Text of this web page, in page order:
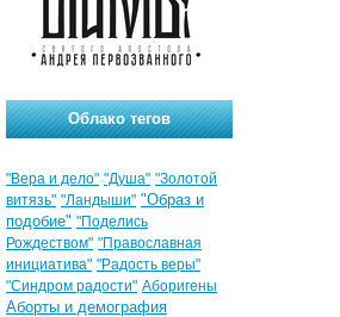
Облако тегов
"Вера и дело" "Душа" "Золотой
витязь" "Ландыши" "Образ и
подобие" "Поделись
Рождеством" "Православная
инициатива" "Радость веры"
"Синдром радости" Аборигены
Аборты и демография